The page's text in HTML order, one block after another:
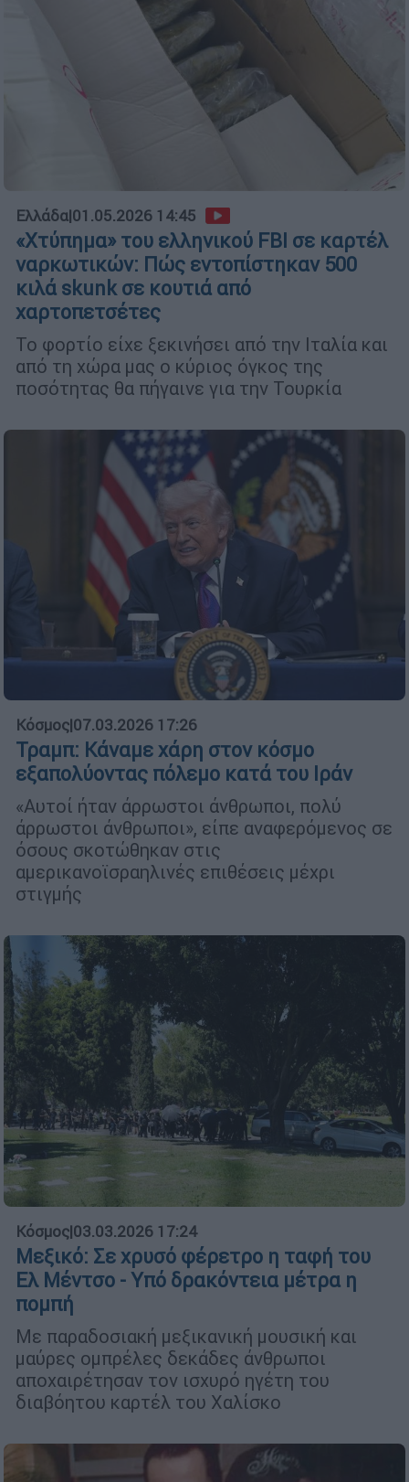
Ελλάδα|01.05.2026 14:45
«Χτύπημα» του ελληνικού FBI σε καρτέλ
ναρκωτικών: Πώς εντοπίστηκαν 500
κιλά skunk σε κουτιά από
χαρτοπετσέτες
Το φορτίο είχε ξεκινήσει από την Ιταλία και
από τη χώρα μας ο κύριος όγκος της
ποσότητας θα πήγαινε για την Τουρκία
Κόσμος|07.03.2026 17:26
Τραμπ: Κάναμε χάρη στον κόσμο
εξαπολύοντας πόλεμο κατά του Ιράν
«Αυτοί ήταν άρρωστοι άνθρωποι, πολύ
άρρωστοι άνθρωποι», είπε αναφερόμενος σε
όσους σκοτώθηκαν στις
αμερικανοϊσραηλινές επιθέσεις μέχρι
στιγμής
Κόσμος|03.03.2026 17:24
Μεξικό: Σε χρυσό φέρετρο η ταφή του
Ελ Μέντσο - Υπό δρακόντεια μέτρα η
πομπή
Με παραδοσιακή μεξικανική μουσική και
μαύρες ομπρέλες δεκάδες άνθρωποι
αποχαιρέτησαν τον ισχυρό ηγέτη του
διαβόητου καρτέλ του Χαλίσκο